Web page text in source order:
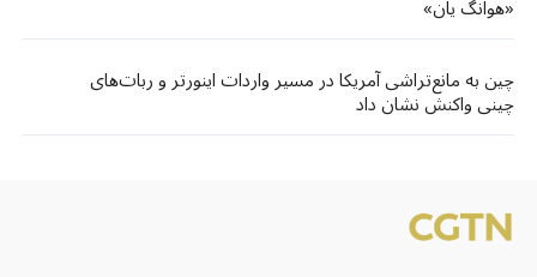
«هوانگ‌ یان»
چین به مانع‌تراشی آمریکا در مسیر واردات اینورتر و ربات‌های
چینی واکنش نشان داد